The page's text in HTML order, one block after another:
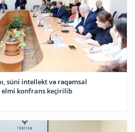
süni intellekt və rəqəmsal
elmi konfrans keçirilib